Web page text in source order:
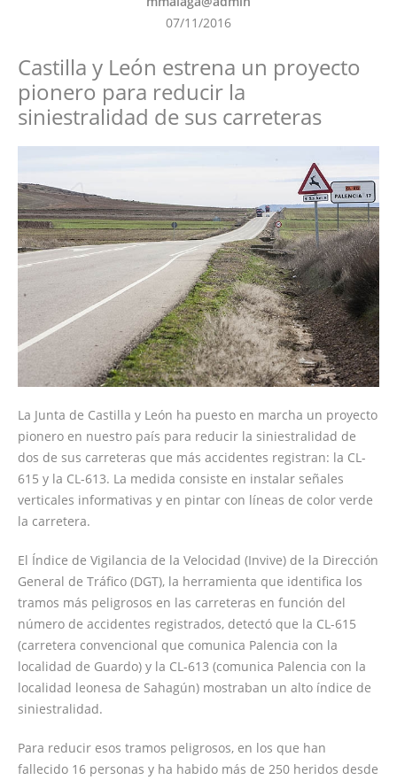
07/11/2016
Castilla y León estrena un proyecto
pionero para reducir la
siniestralidad de sus carreteras
La Junta de Castilla y León ha puesto en marcha un proyecto
pionero en nuestro país para reducir la siniestralidad de
dos de sus carreteras que más accidentes registran: la CL-
615 y la CL-613. La medida consiste en instalar señales
verticales informativas y en pintar con líneas de color verde
la carretera.
El Índice de Vigilancia de la Velocidad (Invive) de la Dirección
General de Tráfico (DGT), la herramienta que identifica los
tramos más peligrosos en las carreteras en función del
número de accidentes registrados, detectó que la CL-615
(carretera convencional que comunica Palencia con la
localidad de Guardo) y la CL-613 (comunica Palencia con la
localidad leonesa de Sahagún) mostraban un alto índice de
siniestralidad.
Para reducir esos tramos peligrosos, en los que han
fallecido 16 personas y ha habido más de 250 heridos desde